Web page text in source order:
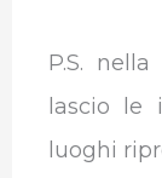
P.S.
lascio le
luoghi